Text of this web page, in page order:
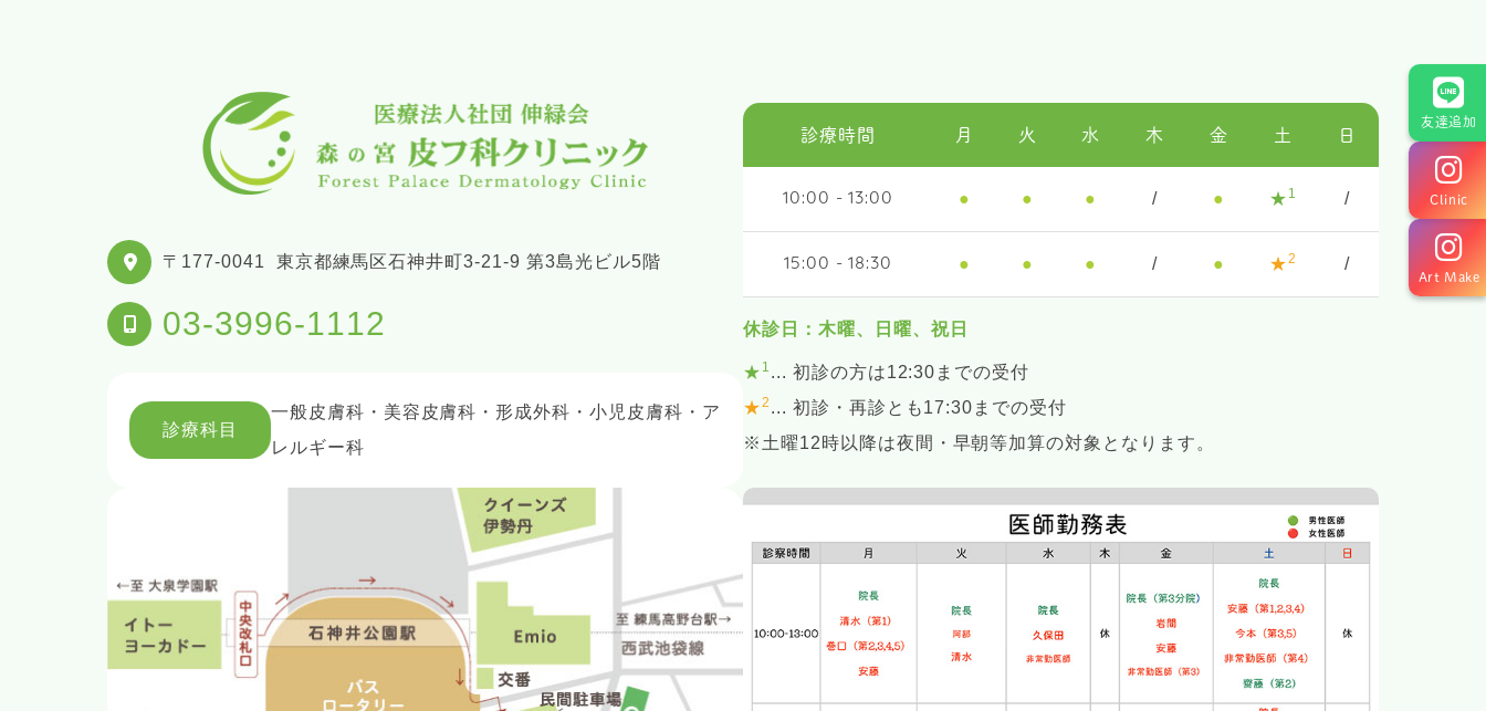
友達追加
Clinic
Art Make
〒177-0041 東京都練馬区石神井町3-21-9 第3島光ビル5階
03-3996-1112
診療科目
一般皮膚科・美容皮膚科・形成外科・小児皮膚科・ア
レルギー科
診療時間 月 火 水 木 金 土 日
10:00 - 13:00 ● ● ● / ● ★ 1 /
15:00 - 18:30 ● ● ● / ● ★2 /
休診日：木曜、日曜、祝日
★ 1 ... 初診の方は12:30までの受付
★2 ... 初診・再診とも17:30までの受付
※土曜12時以降は夜間・早朝等加算の対象となります。